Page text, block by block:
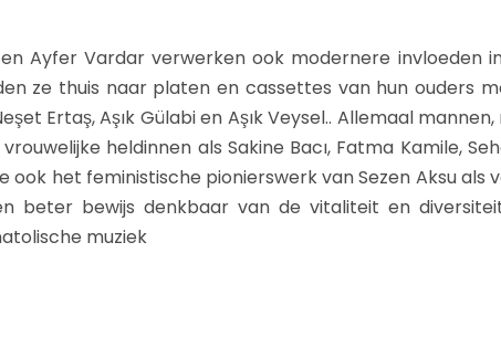
Ayfer Vardar verwerken ook modernere invloeden
ze thuis naar platen en cassettes van hun ouders
Ertaş, Aşık Gülabi en Aşık Veysel.. Allemaal
heldinnen als Sakine Bacı, Fatma Kamile,
ook het feministische pionierswerk van Sezen Aksu als
beter bewijs denkbaar van de vitaliteit en
muziek